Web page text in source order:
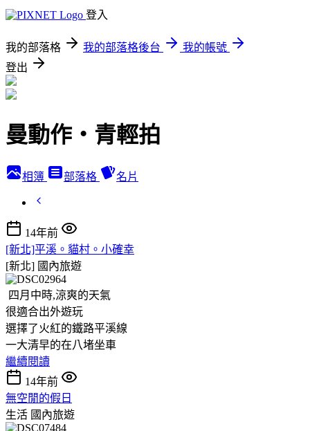
登入
我的部落格 我的部落格後台
我的帳號
登出
曼動作‧青輕拍
相簿 部落格 名片
14年前
[新北]平溪。貓村。小確幸
[新北] 國內旅遊
四月中時,涼爽的天氣
很適合出外遊玩
選擇了火紅的鐵路平溪線
一大清早的在八堵坐車
繼續閱讀
14年前
無空閒的假日
生活 國內旅遊